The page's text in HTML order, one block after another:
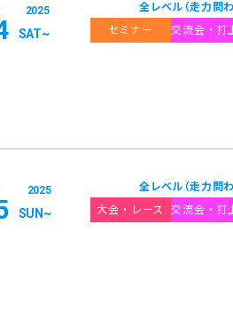
2025
SAT~
全レベル（走力問わ
セミナー
交流会・打
2025
SUN ~
全レベル（走力問わ
大会・レース
交流会・打